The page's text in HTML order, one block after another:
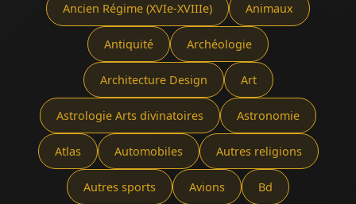
Ancien Régime (XVIe-XVIIIe) Animaux
Antiquité Archéologie
Architecture Design Art
Astrologie Arts divinatoires Astronomie
Atlas Automobiles Autres religions
Autres sports Avions Bd